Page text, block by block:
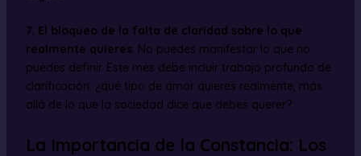
7. El bloqueo de la falta de claridad sobre lo que
realmente quieres. No puedes manifestar lo que no
puedes definir. Este mes debe incluir trabajo profundo de
clarificación: ¿qué tipo de amor quieres realmente, más
allá de lo que la sociedad dice que debes querer?
La Importancia de la Constancia: Los